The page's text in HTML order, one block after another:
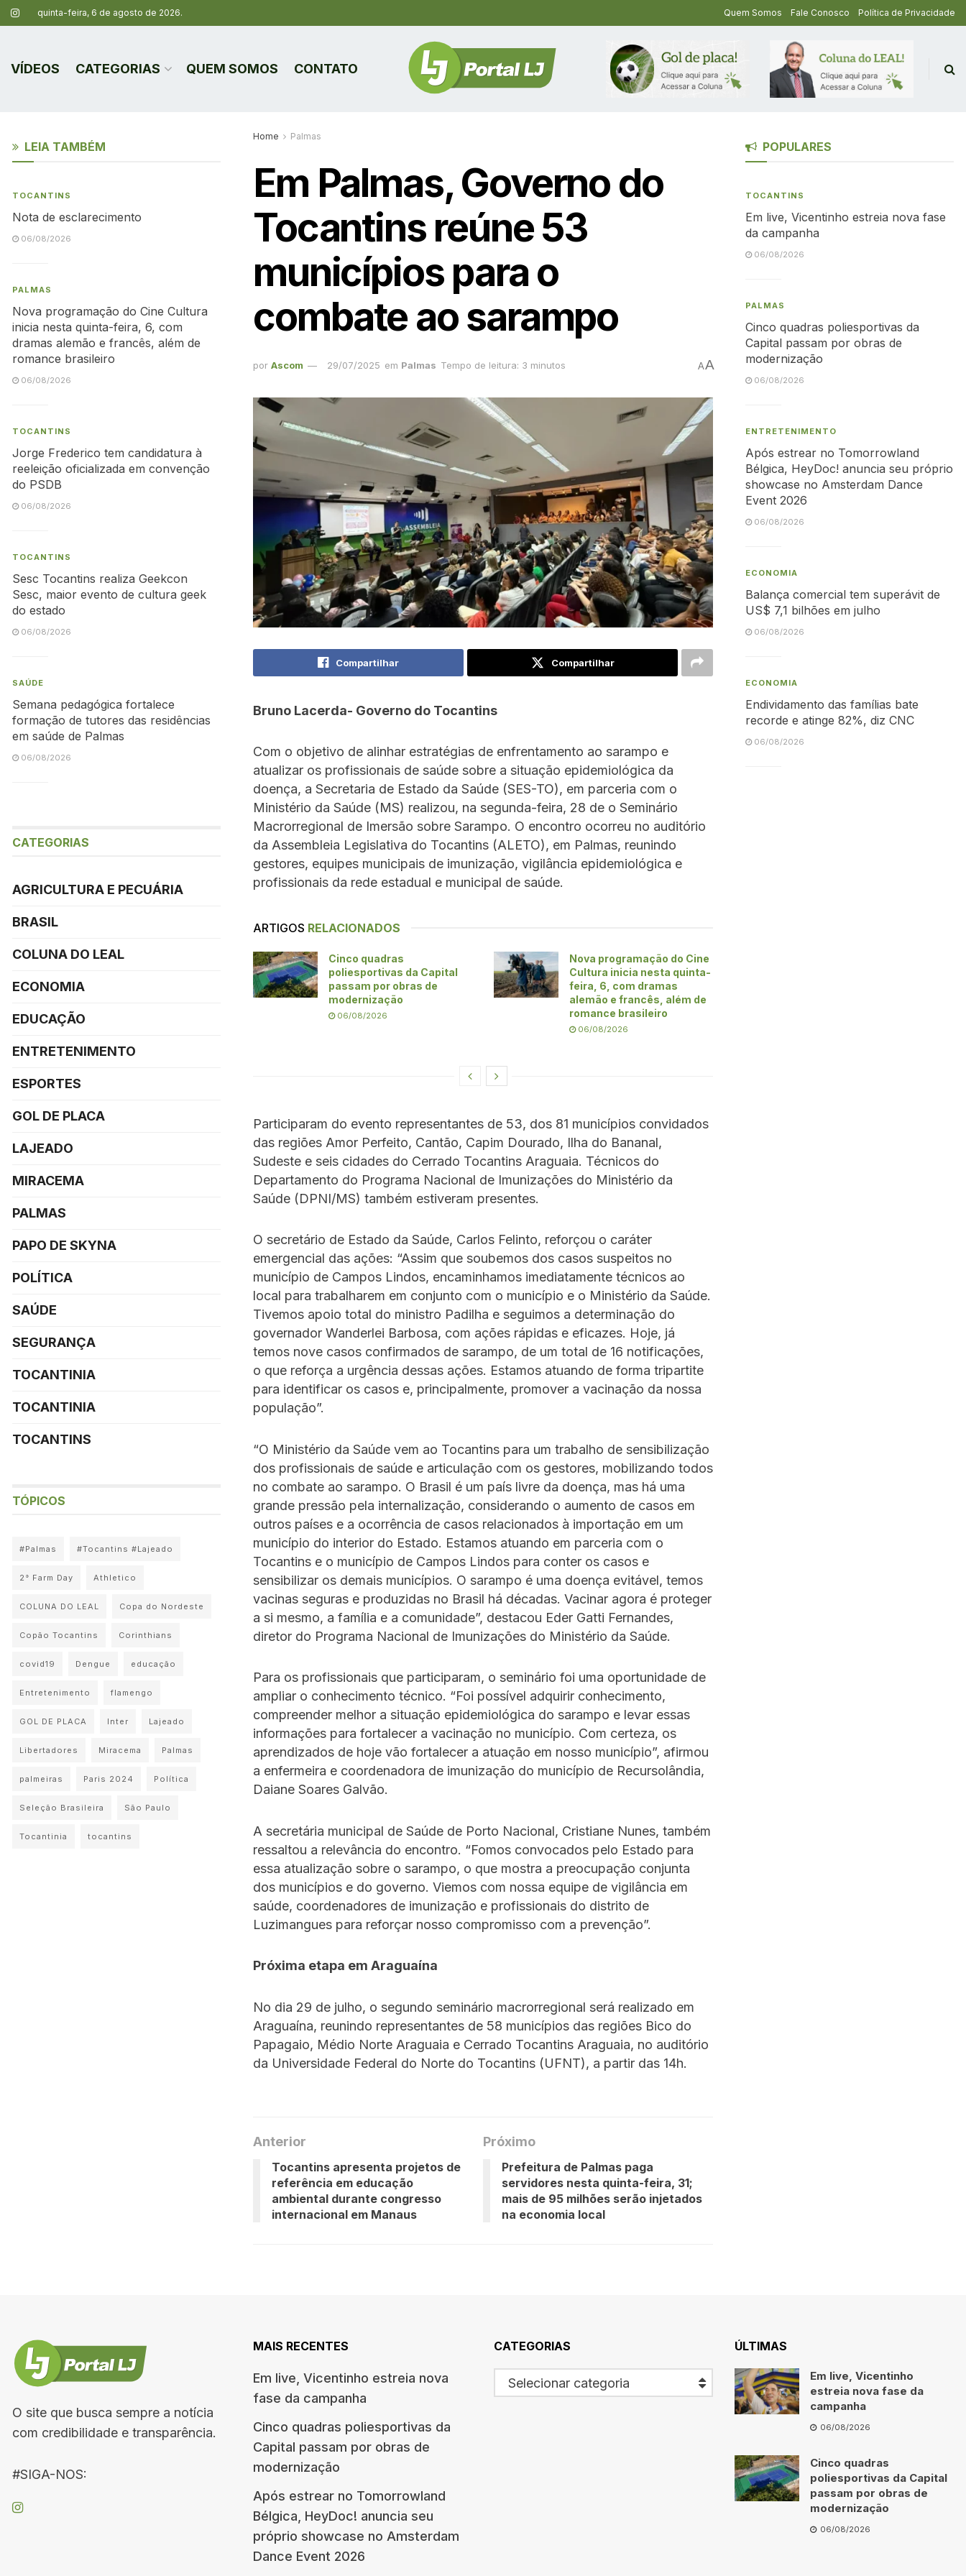
quinta-feira, 6 de agosto de 2026. Quem Somos Fale Conosco Política de Privacidade
VÍDEOS CATEGORIAS QUEM SOMOS CONTATO
Home Palmas
Em Palmas, Governo do
Tocantins reúne 53
municípios para o
combate ao sarampo
por Ascom 29/07/2025 em Palmas Tempo de leitura: 3 minutos AA
Compartilhar Compartilhar
Bruno Lacerda- Governo do Tocantins
Com o objetivo de alinhar estratégias de enfrentamento ao sarampo e
atualizar os profissionais de saúde sobre a situação epidemiológica da
doença, a Secretaria de Estado da Saúde (SES-TO), em parceria com o
Ministério da Saúde (MS) realizou, na segunda-feira, 28 de o Seminário
Macrorregional de Imersão sobre Sarampo. O encontro ocorreu no auditório
da Assembleia Legislativa do Tocantins (ALETO), em Palmas, reunindo
gestores, equipes municipais de imunização, vigilância epidemiológica e
profissionais da rede estadual e municipal de saúde.
ARTIGOS RELACIONADOS
Cinco quadras
poliesportivas da Capital
passam por obras de
modernização
06/08/2026
Nova programação do Cine
Cultura inicia nesta quinta-
feira, 6, com dramas
alemão e francês, além de
romance brasileiro
06/08/2026
Participaram do evento representantes de 53, dos 81 municípios convidados
das regiões Amor Perfeito, Cantão, Capim Dourado, Ilha do Bananal,
Sudeste e seis cidades do Cerrado Tocantins Araguaia. Técnicos do
Departamento do Programa Nacional de Imunizações do Ministério da
Saúde (DPNI/MS) também estiveram presentes.
O secretário de Estado da Saúde, Carlos Felinto, reforçou o caráter
emergencial das ações: “Assim que soubemos dos casos suspeitos no
município de Campos Lindos, encaminhamos imediatamente técnicos ao
local para trabalharem em conjunto com o município e o Ministério da Saúde.
Tivemos apoio total do ministro Padilha e seguimos a determinação do
governador Wanderlei Barbosa, com ações rápidas e eficazes. Hoje, já
temos nove casos confirmados de sarampo, de um total de 16 notificações,
o que reforça a urgência dessas ações. Estamos atuando de forma tripartite
para identificar os casos e, principalmente, promover a vacinação da nossa
população”.
“O Ministério da Saúde vem ao Tocantins para um trabalho de sensibilização
dos profissionais de saúde e articulação com os gestores, mobilizando todos
no combate ao sarampo. O Brasil é um país livre da doença, mas há uma
grande pressão pela internalização, considerando o aumento de casos em
outros países e a ocorrência de casos relacionados à importação em um
município do interior do Estado. Estamos atuando em parceria com o
Tocantins e o município de Campos Lindos para conter os casos e
sensibilizar os demais municípios. O sarampo é uma doença evitável, temos
vacinas seguras e produzidas no Brasil há décadas. Vacinar agora é proteger
a si mesmo, a família e a comunidade”, destacou Eder Gatti Fernandes,
diretor do Programa Nacional de Imunizações do Ministério da Saúde.
Para os profissionais que participaram, o seminário foi uma oportunidade de
ampliar o conhecimento técnico. “Foi possível adquirir conhecimento,
compreender melhor a situação epidemiológica do sarampo e levar essas
informações para fortalecer a vacinação no município. Com certeza, os
aprendizados de hoje vão fortalecer a atuação em nosso município”, afirmou
a enfermeira e coordenadora de imunização do município de Recursolândia,
Daiane Soares Galvão.
A secretária municipal de Saúde de Porto Nacional, Cristiane Nunes, também
ressaltou a relevância do encontro. “Fomos convocados pelo Estado para
essa atualização sobre o sarampo, o que mostra a preocupação conjunta
dos municípios e do governo. Viemos com nossa equipe de vigilância em
saúde, coordenadores de imunização e profissionais do distrito de
Luzimangues para reforçar nosso compromisso com a prevenção”.
Próxima etapa em Araguaína
No dia 29 de julho, o segundo seminário macrorregional será realizado em
Araguaína, reunindo representantes de 58 municípios das regiões Bico do
Papagaio, Médio Norte Araguaia e Cerrado Tocantins Araguaia, no auditório
da Universidade Federal do Norte do Tocantins (UFNT), a partir das 14h.
Anterior
Tocantins apresenta projetos de
referência em educação
ambiental durante congresso
internacional em Manaus
Próximo
Prefeitura de Palmas paga
servidores nesta quinta-feira, 31;
mais de 95 milhões serão injetados
na economia local
LEIA TAMBÉM
TOCANTINS
Nota de esclarecimento
06/08/2026
PALMAS
Nova programação do Cine Cultura
inicia nesta quinta-feira, 6, com
dramas alemão e francês, além de
romance brasileiro
06/08/2026
TOCANTINS
Jorge Frederico tem candidatura à
reeleição oficializada em convenção
do PSDB
06/08/2026
TOCANTINS
Sesc Tocantins realiza Geekcon
Sesc, maior evento de cultura geek
do estado
06/08/2026
SAÚDE
Semana pedagógica fortalece
formação de tutores das residências
em saúde de Palmas
06/08/2026
CATEGORIAS
AGRICULTURA E PECUÁRIA
BRASIL
COLUNA DO LEAL
ECONOMIA
EDUCAÇÃO
ENTRETENIMENTO
ESPORTES
GOL DE PLACA
LAJEADO
MIRACEMA
PALMAS
PAPO DE SKYNA
POLÍTICA
SAÚDE
SEGURANÇA
TOCANTINIA
TOCANTINIA
TOCANTINS
TÓPICOS
#Palmas #Tocantins #Lajeado
2° Farm Day Athletico
COLUNA DO LEAL Copa do Nordeste
Copão Tocantins Corinthians
covid19 Dengue educação
Entretenimento flamengo
GOL DE PLACA Inter Lajeado
Libertadores Miracema Palmas
palmeiras Paris 2024 Política
Seleção Brasileira São Paulo
Tocantinia tocantins
POPULARES
TOCANTINS
Em live, Vicentinho estreia nova fase
da campanha
06/08/2026
PALMAS
Cinco quadras poliesportivas da
Capital passam por obras de
modernização
06/08/2026
ENTRETENIMENTO
Após estrear no Tomorrowland
Bélgica, HeyDoc! anuncia seu próprio
showcase no Amsterdam Dance
Event 2026
06/08/2026
ECONOMIA
Balança comercial tem superávit de
US$ 7,1 bilhões em julho
06/08/2026
ECONOMIA
Endividamento das famílias bate
recorde e atinge 82%, diz CNC
06/08/2026
O site que busca sempre a notícia
com credibilidade e transparência.
#SIGA-NOS:
MAIS RECENTES
Em live, Vicentinho estreia nova
fase da campanha
Cinco quadras poliesportivas da
Capital passam por obras de
modernização
Após estrear no Tomorrowland
Bélgica, HeyDoc! anuncia seu
próprio showcase no Amsterdam
Dance Event 2026
CATEGORIAS
Selecionar categoria
ÚLTIMAS
Em live, Vicentinho
estreia nova fase da
campanha
06/08/2026
Cinco quadras
poliesportivas da Capital
passam por obras de
modernização
06/08/2026